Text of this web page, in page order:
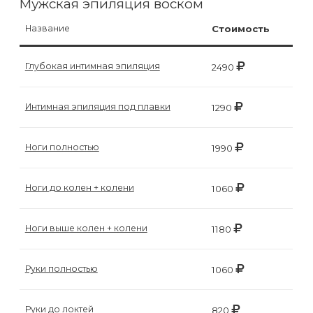
для
депиляции
или
Мужская эпиляция воском
Название Стоимость
Глубокая интимная эпиляция 2490
Интимная эпиляция под плавки 1290
Ноги полностью 1990
Ноги до колен + колени 1060
Ноги выше колен + колени 1180
Руки полностью 1060
Руки до локтей 820